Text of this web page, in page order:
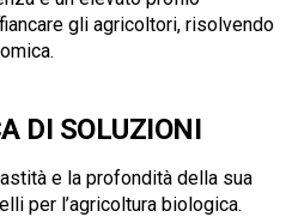
gli agricoltori, risolvendo
DI SOLUZIONI
e la profondità della sua
per l’agricoltura biologica.